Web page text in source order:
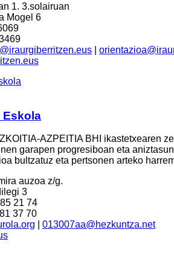
1. 3.solairuan
Mogel 6
Eskola
AZPEITIA BHI ikastetxearen
garapen progresiboan eta
bultzatuz eta pertsonen arteko
auzoa z/g.
3
21 74
37 70
013007aa@hezkuntza.net